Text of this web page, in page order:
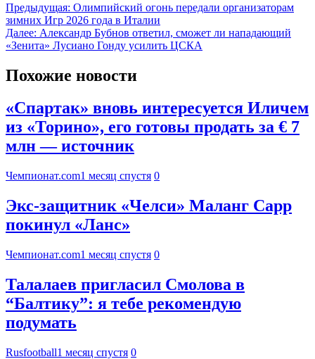
Предыдущая: Олимпийский огонь передали организаторам
зимних Игр 2026 года в Италии
Далее: Александр Бубнов ответил, сможет ли нападающий
«Зенита» Лусиано Гонду усилить ЦСКА
Похожие новости
«Спартак» вновь интересуется Иличем
из «Торино», его готовы продать за € 7
млн — источник
Чемпионат.com1 месяц спустя 0
Экс-защитник «Челси» Маланг Сарр
покинул «Ланс»
Чемпионат.com1 месяц спустя 0
Талалаев пригласил Смолова в
“Балтику”: я тебе рекомендую
подумать
Rusfootball1 месяц спустя 0